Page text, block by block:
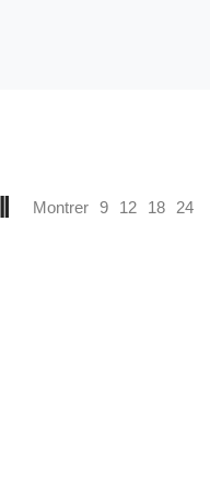
Montrer 9 12 18 24